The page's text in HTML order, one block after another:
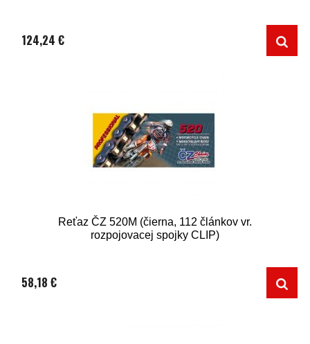
124,24 €
Reťaz ČZ 520M (čierna, 112 článkov vr.
rozpojovacej spojky CLIP)
58,18 €